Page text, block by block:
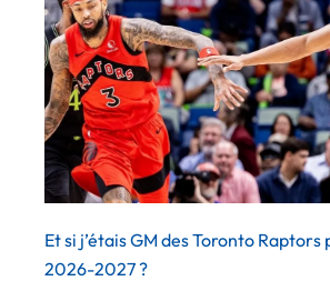
Et si j’étais GM des Toronto Raptors
2026-2027 ?